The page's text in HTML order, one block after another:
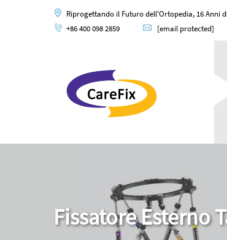
Riprogettando il Futuro dell'Ortopedia, 16 Anni
+86 400 098 2859
[email protected]
Fissatore Esterno